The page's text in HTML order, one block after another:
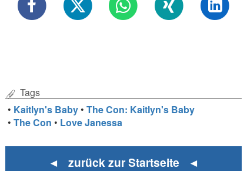
Tags
• Kaitlyn's Baby •The Con: Kaitlyn's Baby
•The Con • Love Janessa
◄ zurück zur Startseite ◄